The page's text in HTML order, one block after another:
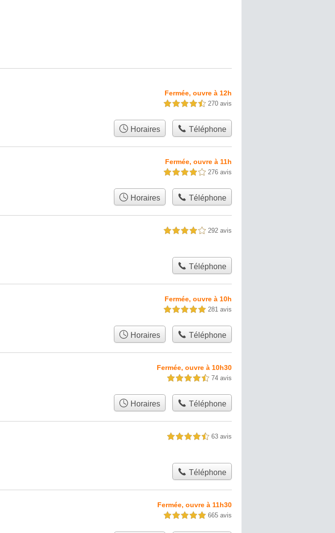
Fermée, ouvre à 12h
4,5 étoiles sur 5 270 avis
Horaires Téléphone
Fermée, ouvre à 11h
4,0 étoiles sur 5 276 avis
Horaires Téléphone
4,0 étoiles sur 5 292 avis
Téléphone
Fermée, ouvre à 10h
5,0 étoiles sur 5 281 avis
Horaires Téléphone
Fermée, ouvre à 10h30
4,5 étoiles sur 5 74 avis
Horaires Téléphone
4,5 étoiles sur 5 63 avis
Téléphone
Fermée, ouvre à 11h30
5,0 étoiles sur 5 665 avis